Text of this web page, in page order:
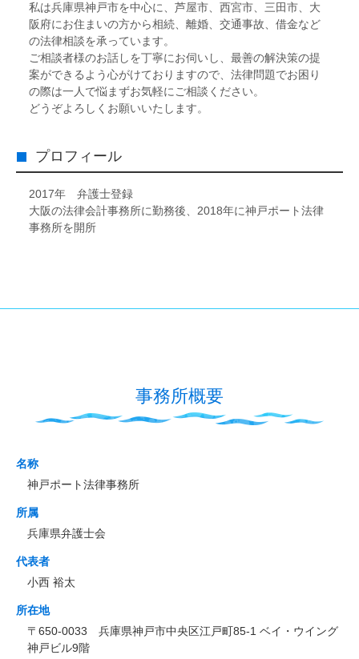
私は兵庫県神戸市を中心に、芦屋市、西宮市、三田市、大
阪府にお住まいの方から相続、離婚、交通事故、借金など
の法律相談を承っています。
ご相談者様のお話しを丁寧にお伺いし、最善の解決策の提
案ができるよう心がけておりますので、法律問題でお困り
の際は一人で悩まずお気軽にご相談ください。
どうぞよろしくお願いいたします。
プロフィール
2017年 弁護士登録
大阪の法律会計事務所に勤務後、2018年に神戸ポート法律
事務所を開所
事務所概要
名称
神戸ポート法律事務所
所属
兵庫県弁護士会
代表者
小西 裕太
所在地
〒650-0033 兵庫県神戸市中央区江戸町85-1 ベイ・ウイング
神戸ビル9階